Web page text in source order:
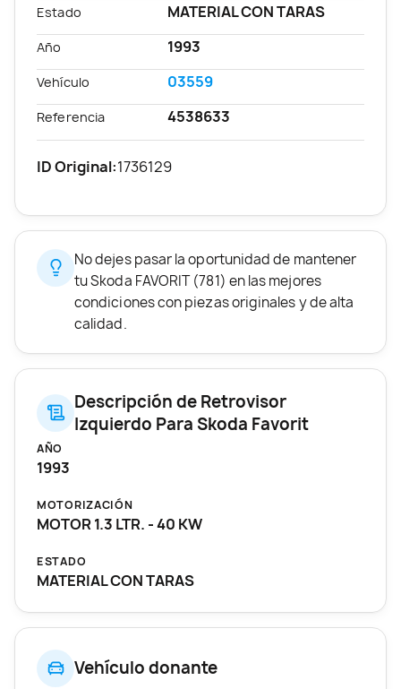
Vehículo donante
Estado MATERIAL CON TARAS
Año 1993
Vehículo 03559
Referencia 4538633
ID Original:1736129
No dejes pasar la oportunidad de mantener
tu Skoda FAVORIT (781) en las mejores
condiciones con piezas originales y de alta
calidad.
Descripción de Retrovisor
Izquierdo Para Skoda Favorit
AÑO
1993
MOTORIZACIÓN
MOTOR 1.3 LTR. - 40 KW
ESTADO
MATERIAL CON TARAS